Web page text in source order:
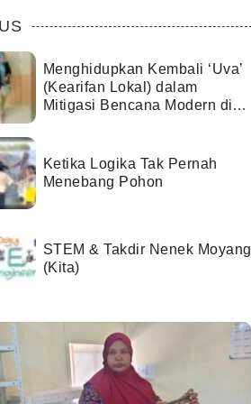
Menghidupkan Kembali ‘Uva’
(Kearifan Lokal) dalam
Mitigasi Bencana Modern di
Ketika Logika Tak Pernah
Menebang Pohon
STEM & Takdir Nenek Moyang
(Kita)